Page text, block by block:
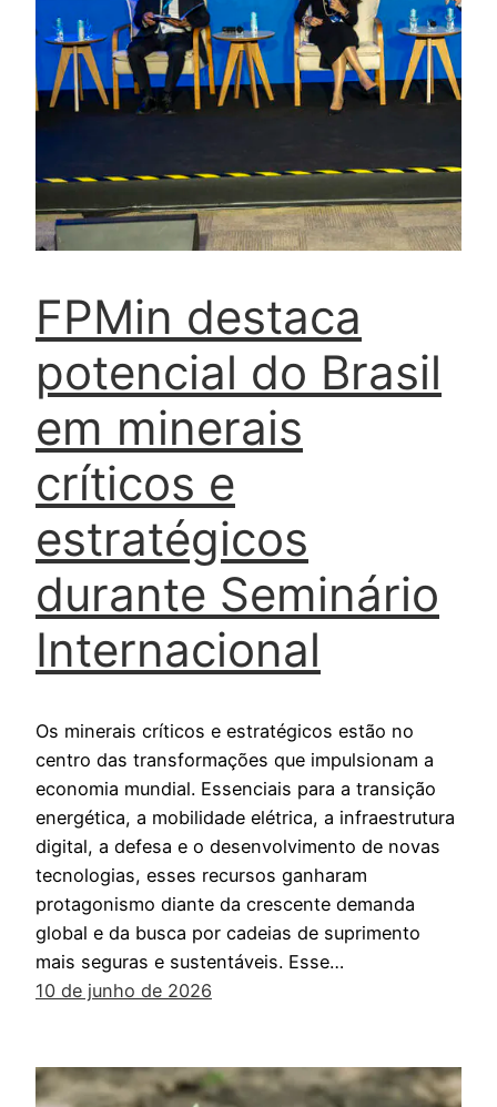
FPMin destaca
potencial do Brasil
em minerais
críticos e
estratégicos
durante Seminário
Internacional
Os minerais críticos e estratégicos estão no
centro das transformações que impulsionam a
economia mundial. Essenciais para a transição
energética, a mobilidade elétrica, a infraestrutura
digital, a defesa e o desenvolvimento de novas
tecnologias, esses recursos ganharam
protagonismo diante da crescente demanda
global e da busca por cadeias de suprimento
mais seguras e sustentáveis. Esse…
10 de junho de 2026